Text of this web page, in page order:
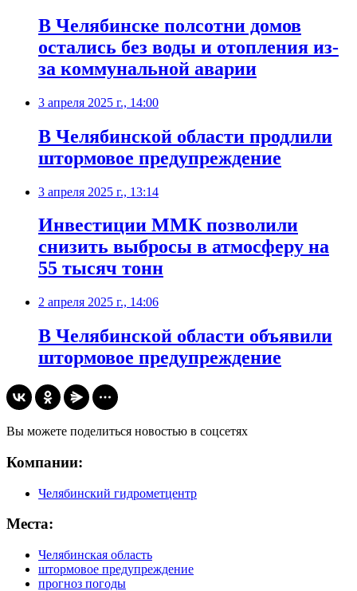
В Челябинске полсотни домов
остались без воды и отопления из-
за коммунальной аварии
3 апреля 2025 г., 14:00
В Челябинской области продлили
штормовое предупреждение
3 апреля 2025 г., 13:14
Инвестиции ММК позволили
снизить выбросы в атмосферу на
55 тысяч тонн
2 апреля 2025 г., 14:06
В Челябинской области объявили
штормовое предупреждение
Вы можете поделиться новостью в соцсетях
Компании:
Челябинский гидрометцентр
Места:
Челябинская область
штормовое предупреждение
прогноз погоды